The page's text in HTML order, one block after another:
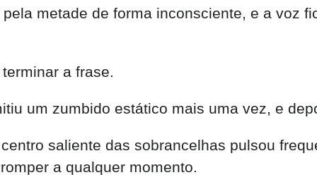
metade de forma inconsciente, e a voz
a frase.
um zumbido estático mais uma vez, e
saliente das sobrancelhas pulsou
a qualquer momento.